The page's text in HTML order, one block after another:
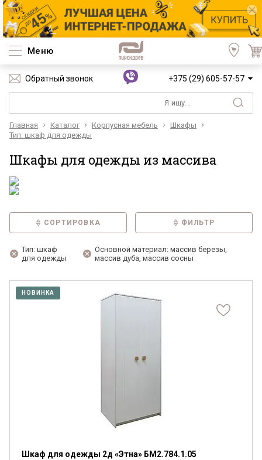
Меню
Обратный звонок +375 (29) 605-57-57
Главная Каталог Корпусная мебель
Шкафы
Тип: шкаф для одежды
Шкафы для одежды из массива
СОРТИРОВКА ФИЛЬТР
Тип: шкаф
для одежды
Основной материал: массив березы,
массив дуба, массив сосны
НОВИНКА
Шкаф для одежды 2д «Этна» БМ2.784.1.05